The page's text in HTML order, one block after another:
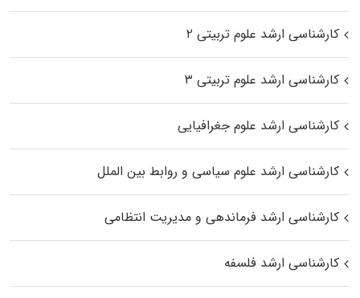
کارشناسی ارشد علوم تربیتی ۲
کارشناسی ارشد علوم تربیتی ۳
کارشناسی ارشد علوم جغرافیایی
کارشناسی ارشد علوم سیاسی و روابط بین الملل
کارشناسی ارشد فرماندهی و مدیریت انتظامی
کارشناسی ارشد فلسفه